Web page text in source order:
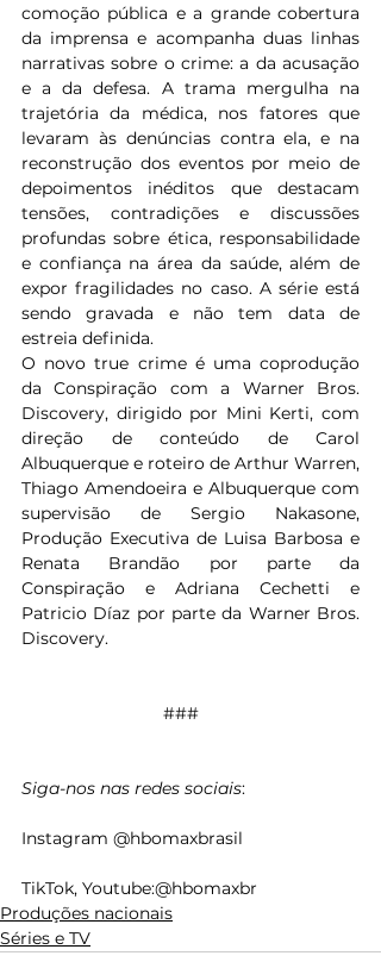
comoção pública e a grande cobertura
da imprensa e acompanha duas linhas
narrativas sobre o crime: a da acusação
e a da defesa. A trama mergulha na
trajetória da médica, nos fatores que
levaram às denúncias contra ela, e na
reconstrução dos eventos por meio de
depoimentos inéditos que destacam
tensões, contradições e discussões
profundas sobre ética, responsabilidade
e confiança na área da saúde, além de
expor fragilidades no caso. A série está
sendo gravada e não tem data de
estreia definida.
O novo true crime é uma coprodução
da Conspiração com a Warner Bros.
Discovery, dirigido por Mini Kerti, com
direção de conteúdo de Carol
Albuquerque e roteiro de Arthur Warren,
Thiago Amendoeira e Albuquerque com
supervisão de Sergio Nakasone,
Produção Executiva de Luisa Barbosa e
Renata Brandão por parte da
Conspiração e Adriana Cechetti e
Patricio Díaz por parte da Warner Bros.
Discovery.
###
Siga-nos nas redes sociais:
Instagram @hbomaxbrasil
TikTok, Youtube:@hbomaxbr
Produções nacionais
Séries e TV